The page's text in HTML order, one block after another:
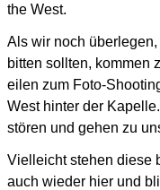
the West.
Als wir noch
bitten sollten, kommen
eilen zum Foto-
West hinter der Kapelle.
stören und gehen zu
Vielleicht stehen diese
auch wieder hier und